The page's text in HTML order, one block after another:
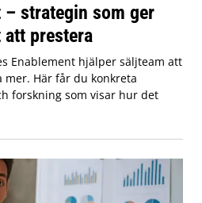
– strategin som ger
prestera
Enablement hjälper säljteam att
mer. Här får du konkreta
forskning som visar hur det